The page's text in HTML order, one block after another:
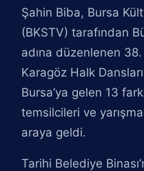
Şahin Biba, Bursa
(BKSTV) tarafından
adına düzenlenen 38.
Karagöz Halk
Bursa’ya gelen 13
temsilcileri ve
araya geldi.
Tarihi Belediye